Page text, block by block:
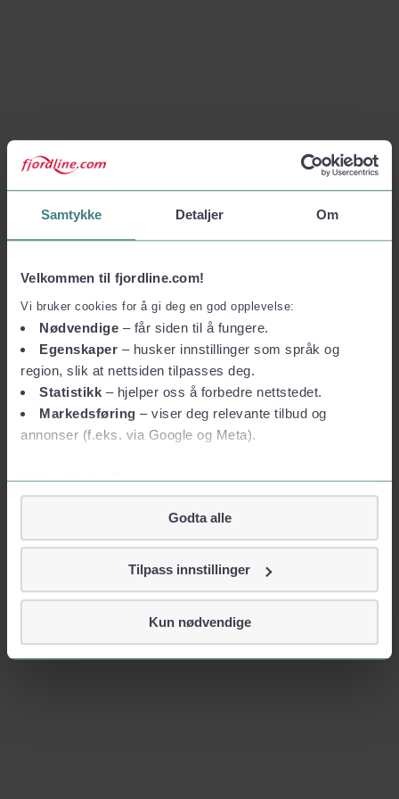
Samtykke Detaljer Om
Velkommen til fjordline.com!
Vi bruker cookies for å gi deg en god opplevelse:
Nødvendige – får siden til å fungere.
Egenskaper – husker innstillinger som språk og
region, slik at nettsiden tilpasses deg.
Statistikk – hjelper oss å forbedre nettstedet.
Markedsføring – viser deg relevante tilbud og
annonser (f.eks. via Google og Meta).
Vil du vite mer?
Om informasjonskapsler
Googles retningslinjer for personvern
Vi tar ditt personvern på alvor
identifiserer deg, som navn eller telefonnummer.
Godta alle
Tilpass innstillinger
Kun nødvendige